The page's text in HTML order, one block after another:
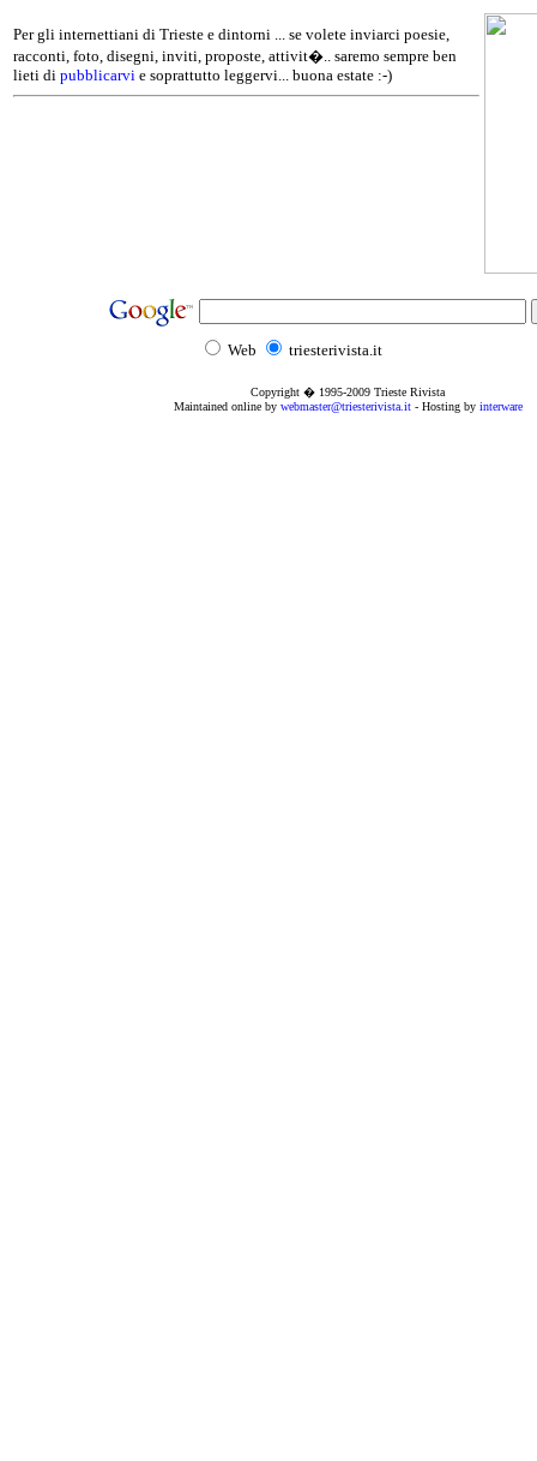
Per gli internettiani di Trieste e dintorni ... se volete inviarci poesie,
racconti, foto, disegni, inviti, proposte, attivit�.. saremo sempre ben
lieti di pubblicarvi e soprattutto leggervi... buona estate :-)
Web triesterivista.it
Copyright � 1995-2009 Trieste Rivista
Maintained online by webmaster@triesterivista.it- Hosting by interware